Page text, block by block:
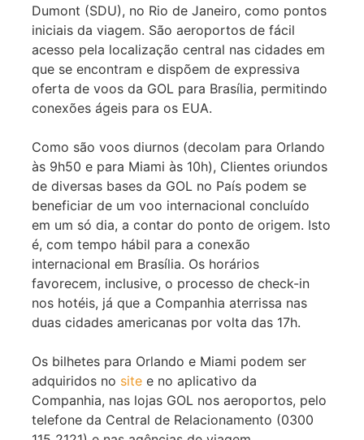
Dumont (SDU), no Rio de Janeiro, como pontos
iniciais da viagem. São aeroportos de fácil
acesso pela localização central nas cidades em
que se encontram e dispõem de expressiva
oferta de voos da GOL para Brasília, permitindo
conexões ágeis para os EUA.
Como são voos diurnos (decolam para Orlando
às 9h50 e para Miami às 10h), Clientes oriundos
de diversas bases da GOL no País podem se
beneficiar de um voo internacional concluído
em um só dia, a contar do ponto de origem. Isto
é, com tempo hábil para a conexão
internacional em Brasília. Os horários
favorecem, inclusive, o processo de check-in
nos hotéis, já que a Companhia aterrissa nas
duas cidades americanas por volta das 17h.
Os bilhetes para Orlando e Miami podem ser
adquiridos no site e no aplicativo da
Companhia, nas lojas GOL nos aeroportos, pelo
telefone da Central de Relacionamento (0300